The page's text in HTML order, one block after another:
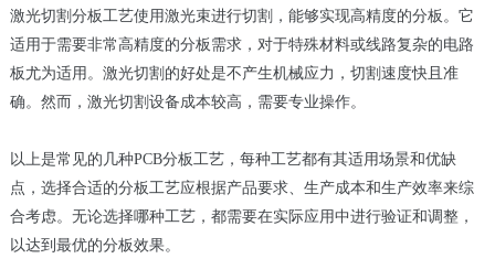
激光切割分板工艺使用激光束进行切割，能够实现高精度的分板。它
适用于需要非常高精度的分板需求，对于特殊材料或线路复杂的电路
板尤为适用。激光切割的好处是不产生机械应力，切割速度快且准
确。然而，激光切割设备成本较高，需要专业操作。
以上是常见的几种PCB分板工艺，每种工艺都有其适用场景和优缺
点，选择合适的分板工艺应根据产品要求、生产成本和生产效率来综
合考虑。无论选择哪种工艺，都需要在实际应用中进行验证和调整，
以达到最优的分板效果。